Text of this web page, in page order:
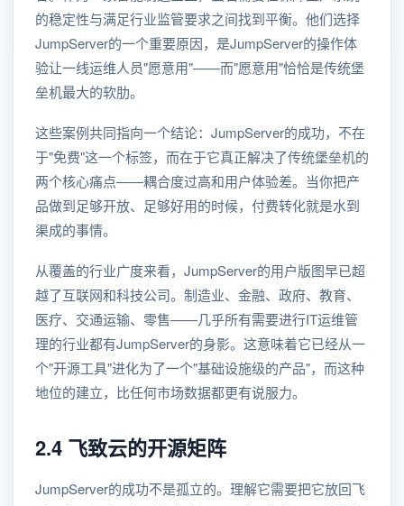
的稳定性与满足行业监管要求之间找到平衡。他们选择
JumpServer的一个重要原因，是JumpServer的操作体
验让一线运维人员"愿意用"——而"愿意用"恰恰是传统堡
垒机最大的软肋。
这些案例共同指向一个结论：JumpServer的成功，不在
于"免费"这一个标签，而在于它真正解决了传统堡垒机的
两个核心痛点——耦合度过高和用户体验差。当你把产
品做到足够开放、足够好用的时候，付费转化就是水到
渠成的事情。
从覆盖的行业广度来看，JumpServer的用户版图早已超
越了互联网和科技公司。制造业、金融、政府、教育、
医疗、交通运输、零售——几乎所有需要进行IT运维管
理的行业都有JumpServer的身影。这意味着它已经从一
个"开源工具"进化为了一个"基础设施级的产品"，而这种
地位的建立，比任何市场数据都更有说服力。
2.4 飞致云的开源矩阵
JumpServer的成功不是孤立的。理解它需要把它放回飞